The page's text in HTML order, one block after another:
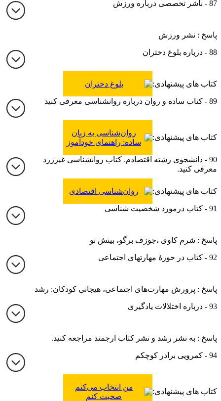
87 - ناشر تخصصی درباره ورزش
پاسخ : نشر ورزش
88 - درباره بلوغ دختران
کتاب های پیشنهادی: بلوغ دختران
89 - کتاب ساده و روان درباره روانشناسی معرفی کنید
کتاب های پیشنهادی:
روان‌شناسی به زبان
ساده: راهنمای خودآموز
روان‌شناسی
90 - دانشجوی رشته اقتصادم. کتاب روانشناسی غیرزرد
معرفی کنید.
کتاب های پیشنهادی: روان‌شناسی اقتصادی
91 - کتاب درمورد شخصیت شناسی
پاسخ : شرم کاوی ،جوزف برگو، بینش نو
92 - کتاب در حوزۀ مهارتهای اجتماعی
پاسخ : پرورش مهارت‌های اجتماعی، هیجانی کودکان: رشد
93 - درباره اختلالات یادگیری
پاسخ : به نشر رشد و نشر کتاب ارجمند مراجعه کنید.
94 - کمرویی برادر کوچکم
کتاب های پیشنهادی:
من انتخاب می‌کنم
صحبت کنم